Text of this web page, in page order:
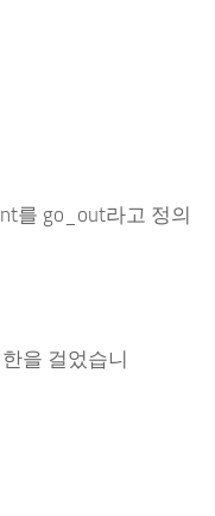
를 go_out라고 정의
을 걸었습니